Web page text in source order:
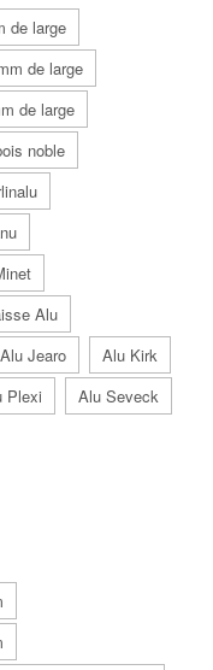
de large
de large
de large
noble
Alu
Alu Jearo
Alu Kirk
Plexi
Alu Seveck